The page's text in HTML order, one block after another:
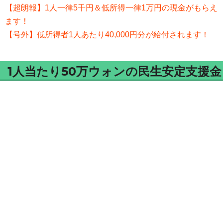
【超朗報】1人一律5千円＆低所得一律1万円の現金がもらえ
ます！
【号外】低所得者1人あたり40,000円分が給付されます！
1人当たり50万ウォンの民生安定支援金